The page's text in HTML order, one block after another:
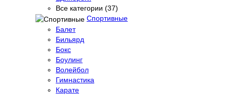
Все категории (37)
Спортивные
Балет
Бильярд
Бокс
Боулинг
Волейбол
Гимнастика
Карате